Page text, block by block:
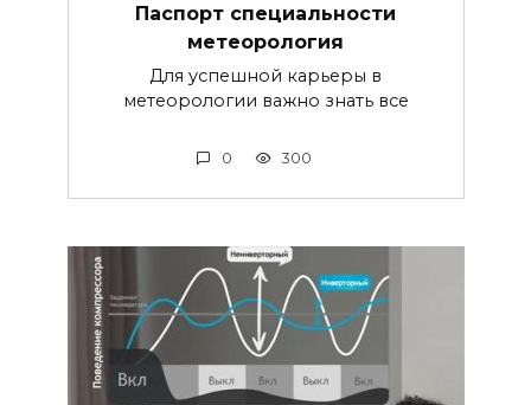
Паспорт специальности
метеорология
Для успешной карьеры в
метеорологии важно знать все
0 300